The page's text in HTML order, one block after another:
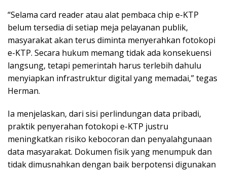
“Selama card reader atau alat pembaca chip e-KTP
belum tersedia di setiap meja pelayanan publik,
masyarakat akan terus diminta menyerahkan fotokopi
e-KTP. Secara hukum memang tidak ada konsekuensi
langsung, tetapi pemerintah harus terlebih dahulu
menyiapkan infrastruktur digital yang memadai,” tegas
Herman.
Ia menjelaskan, dari sisi perlindungan data pribadi,
praktik penyerahan fotokopi e-KTP justru
meningkatkan risiko kebocoran dan penyalahgunaan
data masyarakat. Dokumen fisik yang menumpuk dan
tidak dimusnahkan dengan baik berpotensi digunakan